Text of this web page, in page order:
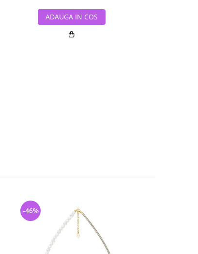
ADAUGA IN COS
-46%